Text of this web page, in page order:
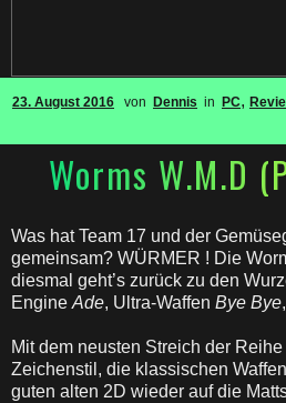
23. August 2016 von Dennis in PC,
Worms W.M.D
Was hat Team 17 und der
gemeinsam? WÜRMER ! Die
diesmal geht’s zurück zu den
Engine Ade, Ultra-Waffen Bye Bye
Mit dem neusten Streich der
Zeichenstil, die klassischen
guten alten 2D wieder auf die